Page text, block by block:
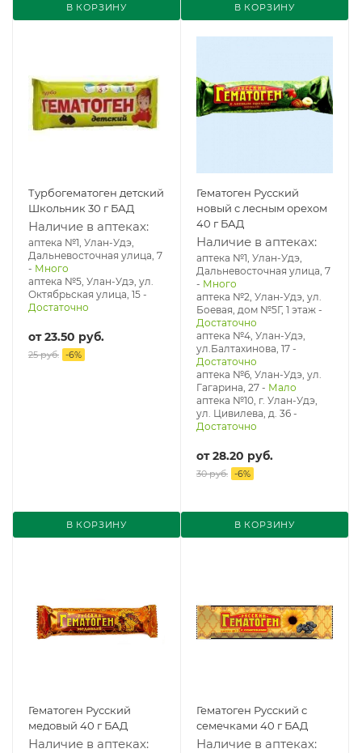
В КОРЗИНУ В КОРЗИНУ
Турбогематоген детский
Школьник 30 г БАД
Наличие в аптеках:
аптека №1, Улан-Удэ,
Дальневосточная улица, 7
- Много
аптека №5, Улан-Удэ, ул. ​
Октябрьская улица, 15 -
Достаточно
от23.50 руб.
25 руб. -6%
В КОРЗИНУ
Гематоген Русский
новый с лесным орехом
40 г БАД
Наличие в аптеках:
аптека №1, Улан-Удэ,
Дальневосточная улица, 7
- Много
аптека №2, Улан-Удэ, ул.
Боевая, дом №5Г, 1 этаж -
Достаточно
аптека №4, Улан-Удэ,
ул.Балтахинова, 17 -
Достаточно
аптека №6, Улан-Удэ, ул.
Гагарина, 27 - Мало
аптека №10, г. Улан-Удэ,
ул. Цивилева, д. 36 -
Достаточно
от28.20 руб.
30 руб. -6%
В КОРЗИНУ
Гематоген Русский
медовый 40 г БАД
Наличие в аптеках:
Гематоген Русский с
семечками 40 г БАД
Наличие в аптеках: